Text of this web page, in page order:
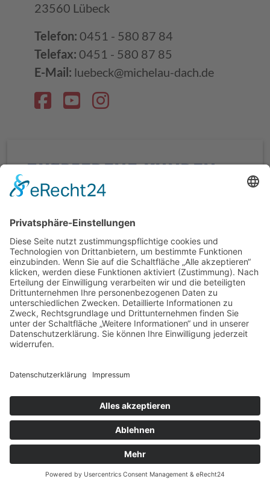
23560 Lübeck
Telefon: 0451 - 580 87 84
Telefax: 0451 - 580 87 85
E-Mail: luebeck@michelau-dach.de
ZUFRIEDENE KUNDEN
Michael Kuchel
Wenn Profis arbeiten, wird das Ergebnis
prima
Alle Kundenstimmen
Impressum|Datenschutz|
Barrierefreiheitserklärung